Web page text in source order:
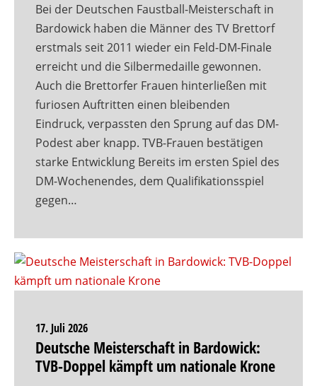
Bei der Deutschen Faustball-Meisterschaft in
Bardowick haben die Männer des TV Brettorf
erstmals seit 2011 wieder ein Feld-DM-Finale
erreicht und die Silbermedaille gewonnen.
Auch die Brettorfer Frauen hinterließen mit
furiosen Auftritten einen bleibenden
Eindruck, verpassten den Sprung auf das DM-
Podest aber knapp. TVB-Frauen bestätigen
starke Entwicklung Bereits im ersten Spiel des
DM-Wochenendes, dem Qualifikationsspiel
gegen…
17. Juli 2026
Deutsche Meisterschaft in Bardowick:
TVB-Doppel kämpft um nationale Krone